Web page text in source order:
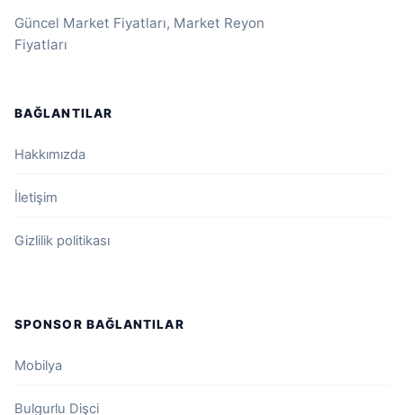
Güncel Market Fiyatları, Market Reyon
Fiyatları
BAĞLANTILAR
Hakkımızda
İletişim
Gizlilik politikası
SPONSOR BAĞLANTILAR
Mobilya
Bulgurlu Dişci